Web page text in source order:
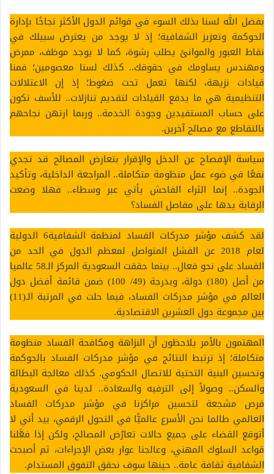
بفضل الله لسنا بذلك السوء في قوائم الدول الأكثر نجاحًا بإدارة
الحوكمة وتعزيز الشفافية؛ إذ لا يوجد من يعترض سبيلك في
نقاط العبور والموانئ يطلب رشوة، كما لا يوجد موظف، ممرض
ومهندس يساومك في حقوقك.. كذلك لسنا معصومين؛ فمنا
قيادات نزيهة، لكنها تعمل تحت ضغوط؛ إذ إن الاعتلالات
التنظيمية هي ما يدفع القيادات لتقديم تنازلات.. للأسف تكون
على حساب المستفيدين وجودة الخدمة.. وربما ارتهن نجاحهم
بالتقاطع مع مصالح آخرين.
سياسة الإفصاح عن الدخل والإقرار بتعارض المصالح قد تجدي
نفعًا في ضوء عمل منظومة متكاملة.. المراجعة الداخلية، وتأكيد
الجودة.. إنما الثراء الفاحش يأتي عبر وسطاء.. فهلا وضعت
الرقابة يدها على مفاصل الفساد؟
لقد كشف مؤشر مدركات الفساد لمنظمة الشفافية6 الدولية
لعام 2018 عن الفشل المتواصل لمعظم الدول في الحد من
الفساد على نحو فعال.. بينما حققت السعودية المركز الـ58 عالميا
من أصل (180) دولة، وبدرجة (49/ 100) ضمن قائمة أفضل دول
العالم في مؤشر مدركات الفساد، فيما حلت في المرتبة الـ(11)
بين مجموعة دول العشرين الاقتصادية.
المهتمون بالأمر يلاحظون أن النزاهة ومكافحة الفساد منظومة
متكاملة؛ إذ ترتبط النتائج في مؤشر مدركات الفساد بالحوكمة
وتحسين البنية التحتية للاتصال الحكومي. كذلك معالجة البطالة
والسكن.. وصولاً إلى الترفيه والسعادة.. لدينا في السعودية
فرص مشجعة لتحسين مراكزنا في مؤشر مدركات الفساد
العالمي طالما نحن الأسرع عالميًّا في التحول الرقمي، بيد أني لا
أتوقع القضاء على جميع حالات تعارُض المصالح، ولكن إذا فعَّلنا
قواعد السلوك المهني، وعالجنا عوار بعض الإجراءات، ثم أصبحت
الشفافية ثقافة عامة.. حينها سوف نحقق التفوق المستدام.